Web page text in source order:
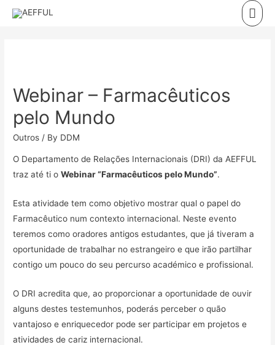
Skip
Webinar – Farmacêuticos
pelo Mundo
Outros / By DDM
O Departamento de Relações Internacionais (DRI) da AEFFUL
traz até ti oWebinar “Farmacêuticos pelo Mundo”.
Esta atividade tem como objetivo mostrar qual o papel do
Farmacêutico num contexto internacional. Neste evento
teremos como oradores antigos estudantes, que já tiveram a
oportunidade de trabalhar no estrangeiro e que irão partilhar
contigo um pouco do seu percurso académico e profissional.
O DRI acredita que, ao proporcionar a oportunidade de ouvir
alguns destes testemunhos, poderás perceber o quão
vantajoso e enriquecedor pode ser participar em projetos e
atividades de cariz internacional.